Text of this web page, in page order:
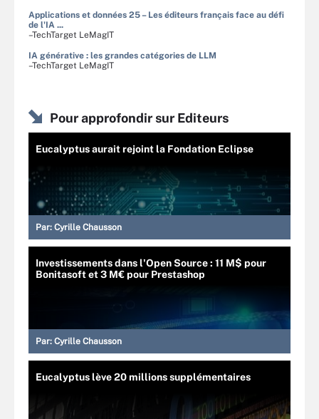
Applications et données 25 – Les éditeurs français face au défi
de l'IA ...
–TechTarget LeMagIT
IA générative : les grandes catégories de LLM
–TechTarget LeMagIT
Pour approfondir sur Editeurs
Eucalyptus aurait rejoint la Fondation Eclipse
Par: Cyrille Chausson
Investissements dans l'Open Source : 11 M$ pour
Bonitasoft et 3 M€ pour Prestashop
Par: Cyrille Chausson
Eucalyptus lève 20 millions supplémentaires